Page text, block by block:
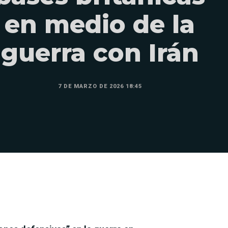
en medio de la
guerra con Irán
7 DE MARZO DE 2026 18:45